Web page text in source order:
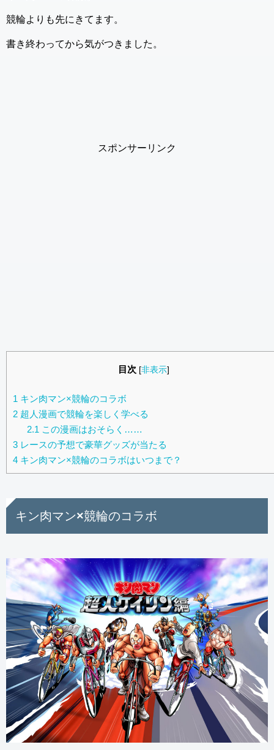
競輪よりも先にきてます。
書き終わってから気がつきました。
スポンサーリンク
目次 [非表示]
1 キン肉マン×競輪のコラボ
2 超人漫画で競輪を楽しく学べる
2.1 この漫画はおそらく……
3 レースの予想で豪華グッズが当たる
4 キン肉マン×競輪のコラボはいつまで？
キン肉マン×競輪のコラボ